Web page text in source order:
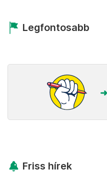
Legfontosabb
Friss hírek